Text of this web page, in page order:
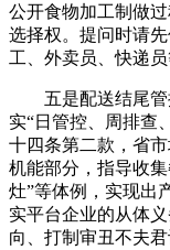
公开食物加工制做
选择权。提问时请
工、外卖员、快递
五是配送结尾管
实“日管控、周排查
十四条第二款，省
机能部分，指导收
灶”等体例，实现出
实平台企业的从体
向、打制审丑不夫